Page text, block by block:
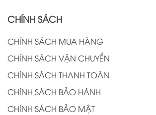
CHÍNH SÁCH
CHÍNH SÁCH MUA HÀNG
CHÍNH SÁCH VẬN CHUYỂN
CHÍNH SÁCH THANH TOÁN
CHÍNH SÁCH BẢO HÀNH
CHÍNH SÁCH BẢO MẬT